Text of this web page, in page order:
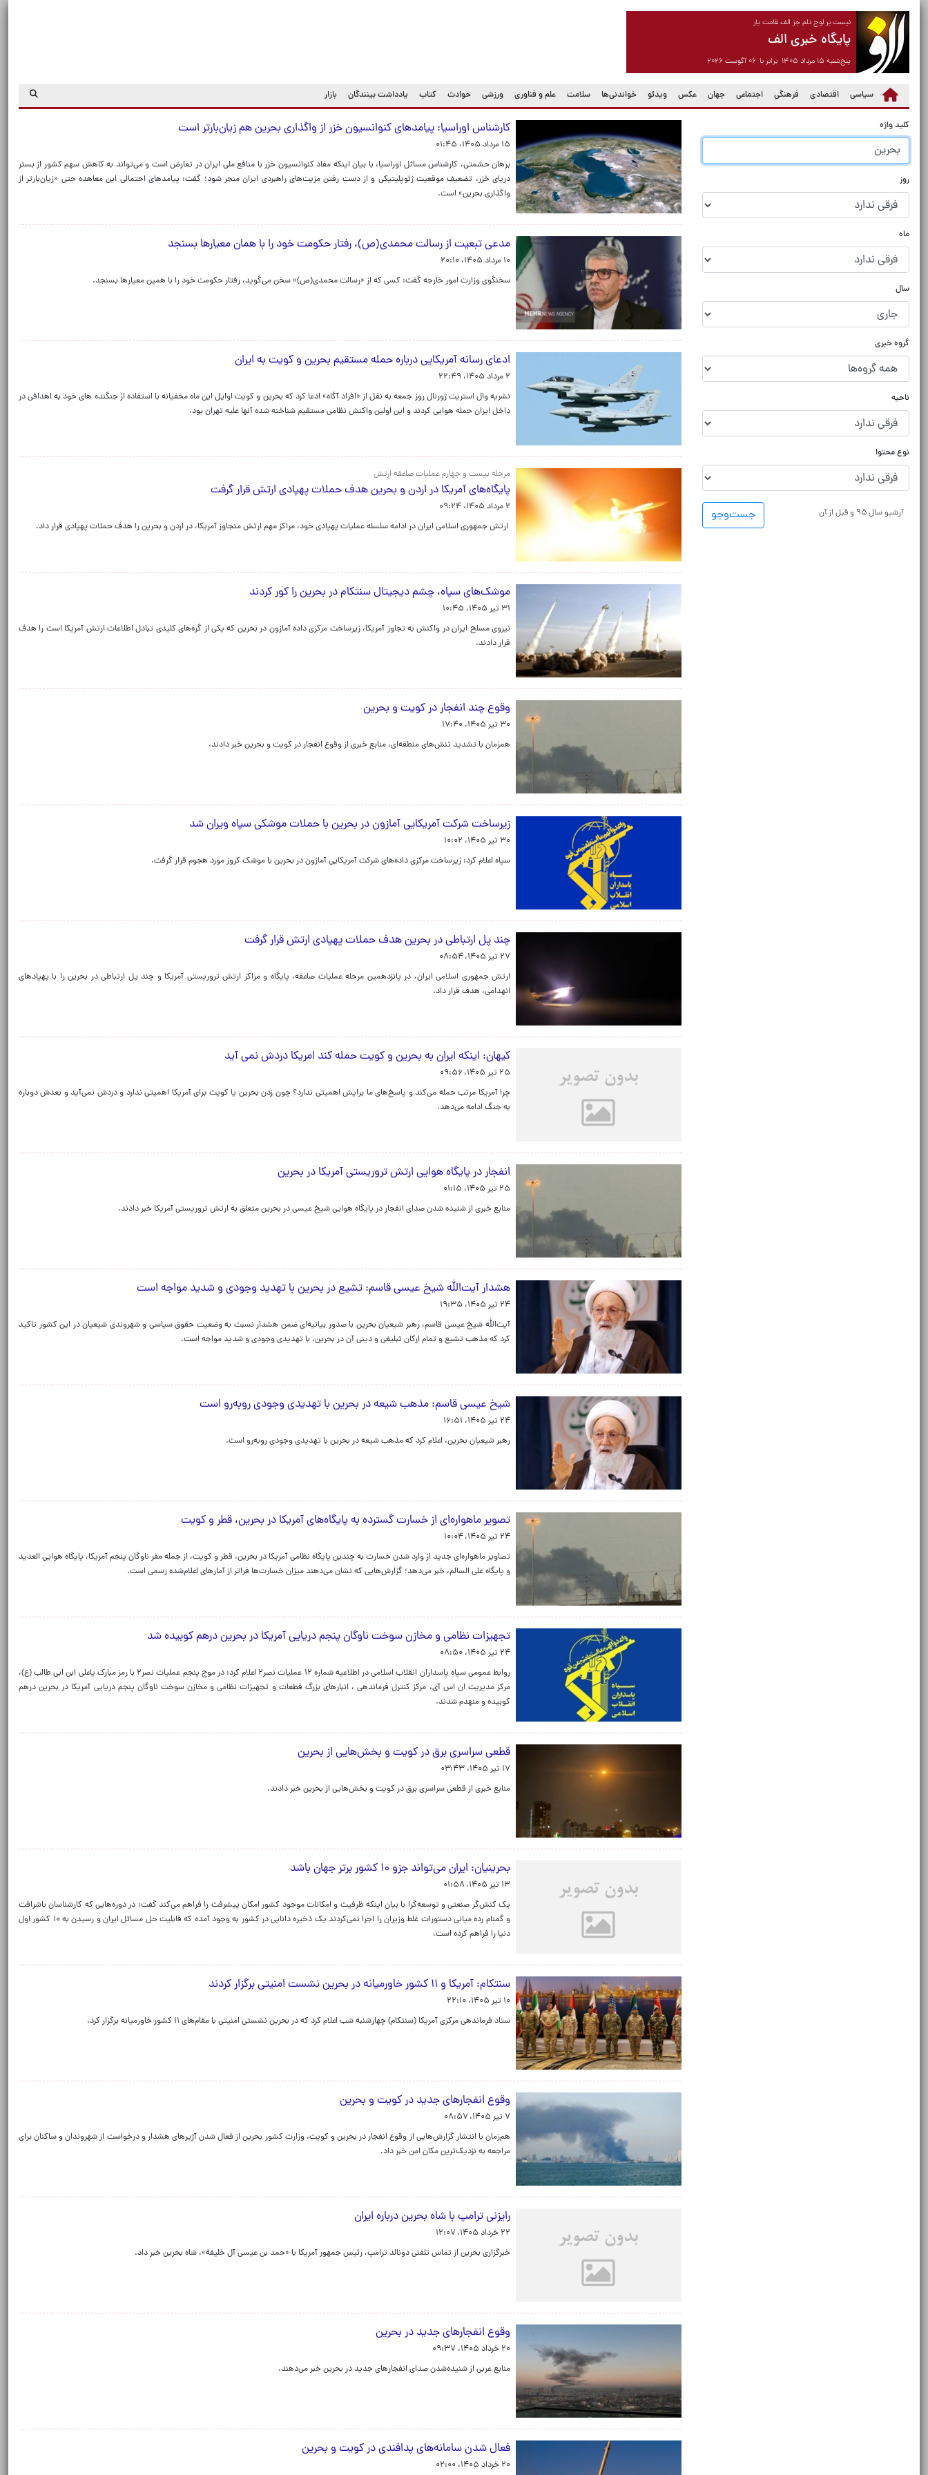
نیست بر لوح دلم جز الف قامت یار
پایگاه خبری الف
پنج‌شنبه ۱۵ مرداد ۱۴۰۵ برابر با ۰۶ آگوست ۲۰۲۶
سیاسی اقتصادی فرهنگی اجتماعی جهان عکس ویدئو خواندنی‌ها سلامت علم و فناوری ورزشی حوادث کتاب یادداشت بینندگان بازار
کلید واژه
روز
ماه
سال
گروه خبری
ناحیه
نوع محتوا
جست‌و‌جو آرشیو سال ۹۵ و قبل از آن
کارشناس اوراسیا: پیامدهای کنوانسیون خزر از واگذاری بحرین هم زیان‌بارتر است
۱۵ مرداد ۱۴۰۵، ۰۱:۴۵
برهان حشمتی، کارشناس مسائل اوراسیا، با بیان اینکه مفاد کنوانسیون خزر با منافع ملی ایران در تعارض است و می‌تواند به کاهش سهم کشور از بستر
دریای خزر، تضعیف موقعیت ژئوپلیتیکی و از دست رفتن مزیت‌های راهبردی ایران منجر شود؛ گفت: پیامدهای احتمالی این معاهده حتی «زیان‌بارتر از
واگذاری بحرین» است.
مدعی تبعیت از رسالت محمدی(ص)، رفتار حکومت خود را با همان معیارها بسنجد
۱۰ مرداد ۱۴۰۵، ۲۰:۱۰
سخنگوی وزارت امور خارجه گفت: کسی که از «رسالت محمدی(ص)» سخن می‌گوید، رفتار حکومت خود را با همین معیارها بسنجد.
ادعای رسانه آمریکایی درباره حمله مستقیم بحرین و کویت به ایران
۲ مرداد ۱۴۰۵، ۲۲:۴۹
نشریه وال استریت ژورنال روز جمعه به نقل از «افراد آگاه» ادعا کرد که بحرین و کویت اوایل این ماه مخفیانه با استفاده از جنگنده های خود به اهدافی در
داخل ایران حمله هوایی کردند و این اولین واکنش نظامی مستقیم شناخته شده آنها علیه تهران بود.
مرحله بیست و چهارم عملیات صاعقه ارتش
پایگاه‌های آمریکا در اردن و بحرین هدف حملات پهپادی ارتش قرار گرفت
۲ مرداد ۱۴۰۵، ۰۹:۲۴
ارتش جمهوری اسلامی ایران در ادامه سلسله عملیات پهپادی خود، مراکز مهم ارتش متجاوز آمریکا، در اردن و بحرین را هدف حملات پهپادی قرار داد.
موشک‌های سپاه، چشم دیجیتال سنتکام در بحرین را کور کردند
۳۱ تیر ۱۴۰۵، ۱۰:۴۵
نیروی مسلح ایران در واکنش به تجاوز آمریکا، زیرساخت مرکزی داده آمازون در بحرین که یکی از گره‌های کلیدی تبادل اطلاعات ارتش آمریکا است را هدف
قرار دادند.
وقوع چند انفجار در کویت و بحرین
۳۰ تیر ۱۴۰۵، ۱۷:۴۰
همزمان با تشدید تنش‌های منطقه‌ای، منابع خبری از وقوع انفجار در کویت و بحرین خبر دادند.
زیرساخت شرکت آمریکایی آمازون در بحرین با حملات موشکی سپاه ویران شد
۳۰ تیر ۱۴۰۵، ۱۰:۰۲
سپاه اعلام کرد: زیرساخت مرکزی داده‌های شرکت آمریکایی آمازون در بحرین با موشک کروز مورد هجوم قرار گرفت.
چند پل ارتباطی در بحرین هدف حملات پهپادی ارتش قرار گرفت
۲۷ تیر ۱۴۰۵، ۰۸:۵۴
ارتش جمهوری اسلامی ایران، در پانزدهمین مرحله عملیات صاعقه، پایگاه و مراکز ارتش تروریستی آمریکا و چند پل ارتباطی در بحرین را با پهپادهای
انهدامی، هدف قرار داد.
کیهان: اینکه ایران به بحرین و کویت حمله کند امریکا دردش نمی آید
۲۵ تیر ۱۴۰۵، ۰۹:۵۶
چرا آمریکا مرتب حمله می‌کند و پاسخ‌های ما برایش اهمیتی ندارد؟ چون زدن بحرین یا کویت برای آمریکا اهمیتی ندارد و دردش نمی‌آید و بعدش دوباره
به جنگ ادامه می‌دهد.
انفجار در پایگاه هوایی ارتش تروریستی آمریکا در بحرین
۲۵ تیر ۱۴۰۵، ۰۱:۱۵
منابع خبری از شنیده شدن صدای انفجار در پایگاه هوایی شیخ عیسی در بحرین متعلق به ارتش تروریستی آمریکا خبر دادند.
هشدار آیت‌الله شیخ عیسی قاسم: تشیع در بحرین با تهدید وجودی و شدید مواجه است
۲۴ تیر ۱۴۰۵، ۱۹:۳۵
آیت‌الله شیخ عیسی قاسم، رهبر شیعیان بحرین با صدور بیانیه‌ای ضمن هشدار نسبت به وضعیت حقوق سیاسی و شهروندی شیعیان در این کشور تاکید
کرد که مذهب تشیع و تمام ارکان تبلیغی و دینی آن در بحرین، با تهدیدی وجودی و شدید مواجه است.
شیخ عیسی قاسم: مذهب شیعه در بحرین با تهدیدی وجودی روبه‌رو است
۲۴ تیر ۱۴۰۵، ۱۶:۵۱
رهبر شیعیان بحرین، اعلام کرد که مذهب شیعه در بحرین با تهدیدی وجودی روبه‌رو است.
تصویر ماهواره‌‌ای از خسارت گسترده به پایگاه‌های آمریکا در بحرین، قطر و کویت
۲۴ تیر ۱۴۰۵، ۱۰:۰۴
تصاویر ماهواره‌ای جدید از وارد شدن خسارت به چندین پایگاه نظامی آمریکا در بحرین، قطر و کویت، از جمله مقر ناوگان پنجم آمریکا، پایگاه هوایی العدید
و پایگاه علی السالم، خبر می‌دهد؛ گزارش‌هایی که نشان می‌دهند میزان خسارت‌ها فراتر از آمارهای اعلام‌شده رسمی است.
تجهیزات نظامی و مخازن سوخت ناوگان پنجم دریایی آمریکا در بحرین درهم کوبیده شد
۲۴ تیر ۱۴۰۵، ۰۸:۵۰
روابط عمومی سپاه پاسداران انقلاب اسلامی در اطلاعیه شماره ۱۲ عملیات نصر۲ اعلام کرد: در موج پنجم عملیات نصر۲ با رمز مبارک یاعلی ابن ابی طالب (ع)،
مرکز مدیریت ان اس آی، مرکز کنترل فرماندهی ، انبارهای بزرگ قطعات و تجهیزات نظامی و مخازن سوخت ناوگان پنجم دریایی آمریکا در بحرین درهم
کوبیده و منهدم شدند.
قطعی سراسری برق در کویت و بخش‌هایی از بحرین
۱۷ تیر ۱۴۰۵، ۰۳:۴۳
منابع خبری از قطعی سراسری برق در کویت و بخش‌هایی از بحرین خبر دادند.
بحرینیان: ایران می‌تواند جزو ۱۰ کشور برتر جهان باشد
۱۳ تیر ۱۴۰۵، ۰۱:۵۸
یک کنش‌گر صنعتی و توسعه‌گرا با بیان اینکه ظرفیت و امکانات موجود کشور امکان پیشرفت را فراهم می‌کند گفت: در دوره‌هایی که کارشناسان باشرافت
و گمنام رده میانی دستورات غلط وزیران را اجرا نمی‌کردند یک ذخیره دانایی در کشور به وجود آمده که قابلیت حل مسائل ایران و رسیدن به ۱۰ کشور اول
دنیا را فراهم کرده است.
سنتکام: آمریکا و ۱۱ کشور خاورمیانه در بحرین نشست امنیتی برگزار کردند
۱۰ تیر ۱۴۰۵، ۲۲:۱۰
ستاد فرماندهی مرکزی آمریکا (سنتکام) چهارشنبه شب اعلام کرد که در بحرین نشستی امنیتی با مقام‌های ۱۱ کشور خاورمیانه برگزار کرد.
وقوع انفجارهای جدید در کویت و بحرین
۷ تیر ۱۴۰۵، ۰۸:۵۷
هم‌زمان با انتشار گزارش‌هایی از وقوع انفجار در بحرین و کویت، وزارت کشور بحرین از فعال شدن آژیرهای هشدار و درخواست از شهروندان و ساکنان برای
مراجعه به نزدیک‌ترین مکان امن خبر داد.
رایزنی ترامپ با شاه بحرین درباره ایران
۲۲ خرداد ۱۴۰۵، ۱۲:۰۷
خبرگزاری بحرین از تماس تلفنی دونالد ترامپ، رئیس جمهور آمریکا با «حمد بن عیسى آل خلیفة»، شاه بحرین خبر داد.
وقوع انفجارهای جدید در بحرین
۲۰ خرداد ۱۴۰۵، ۰۹:۳۷
منابع عربی از شنیده‌شدن صدای انفجارهای جدید در بحرین خبر می‌دهند.
فعال شدن سامانه‌های پدافندی در کویت و بحرین
۲۰ خرداد ۱۴۰۵، ۰۲:۰۰